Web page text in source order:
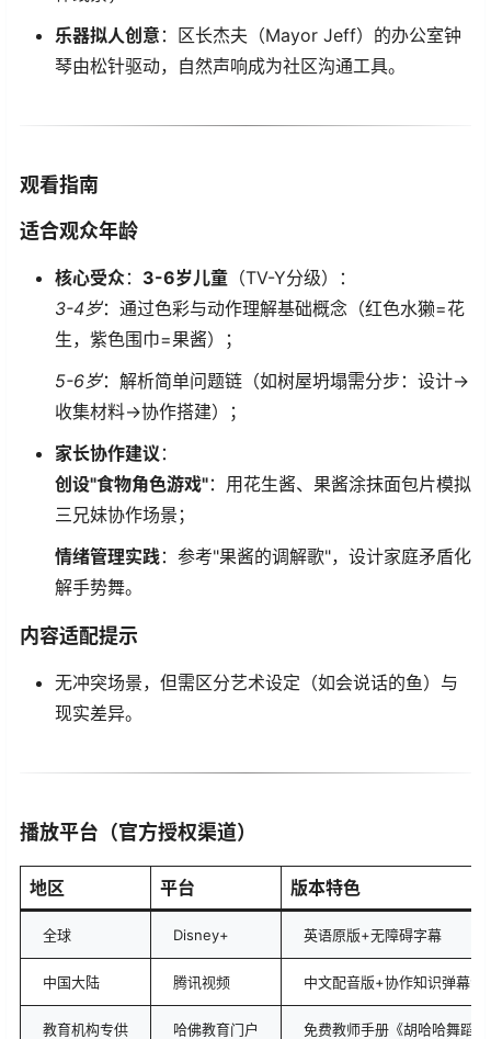
​乐器拟人创意​ ​：区长杰夫（Mayor Jeff）的办公室钟
琴由松针驱动，自然声响成为社区沟通工具。
​观看指南​
​适合观众年龄​
​核心受众​​：​ ​3-6岁儿童​ ​（TV-Y分级）：
3-4岁：通过色彩与动作理解基础概念（红色水獭=花
生，紫色围巾=果酱）；
5-6岁：解析简单问题链（如树屋坍塌需分步：设计→
收集材料→协作搭建）；
​家长协作建议​ ​：
​创设"食物角色游戏"​​：用花生酱、果酱涂抹面包片模拟
三兄妹协作场景；
​情绪管理实践​​：参考"果酱的调解歌"，设计家庭矛盾化
解手势舞。
​内容适配提示​
无冲突场景，但需区分艺术设定（如会说话的鱼）与
现实差异。
​播放平台（官方授权渠道）​
​地区​ ​平台​ ​版本特色​
全球 Disney+ 英语原版+无障碍字幕
中国大陆 腾讯视频 中文配音版+协作知识弹幕注
教育机构专供 哈佛教育门户 免费教师手册《胡哈哈舞蹈